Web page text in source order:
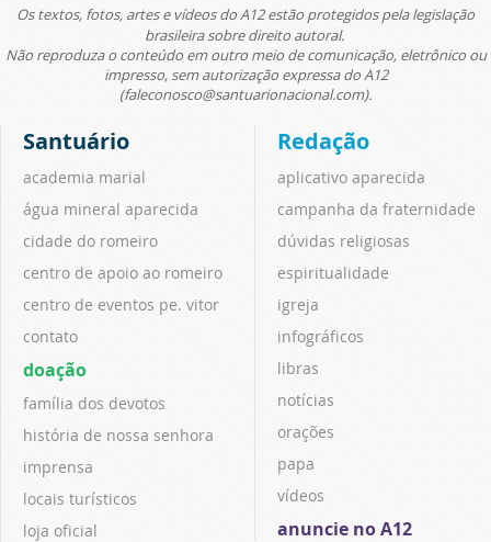
Os textos, fotos, artes e vídeos do A12 estão protegidos pela legislação
brasileira sobre direito autoral.
Não reproduza o conteúdo em outro meio de comunicação, eletrônico ou
impresso, sem autorização expressa do A12
(faleconosco@santuarionacional.com).
Santuário
academia marial
água mineral aparecida
cidade do romeiro
centro de apoio ao romeiro
centro de eventos pe. vitor
contato
doação
família dos devotos
história de nossa senhora
imprensa
locais turísticos
loja oficial
Redação
aplicativo aparecida
campanha da fraternidade
dúvidas religiosas
espiritualidade
igreja
infográficos
libras
notícias
orações
papa
vídeos
anuncie no A12